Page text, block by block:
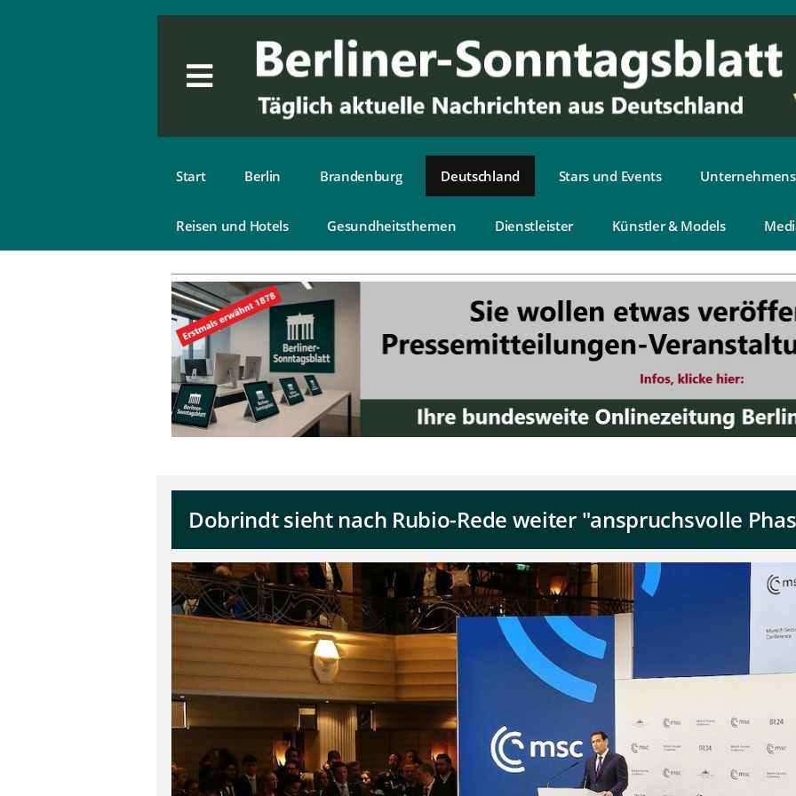
Start Berlin Brandenburg Deutschland Stars und Events
Reisen und Hotels Gesundheitsthemen Dienstleister Künstler & Models
Dobrindt sieht nach Rubio-Rede weiter "anspruchsvolle